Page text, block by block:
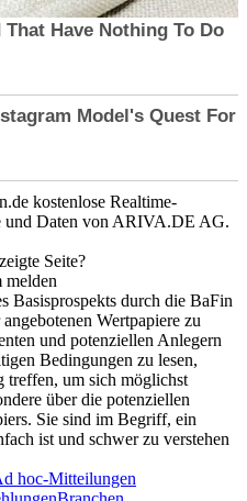
kostenlose Realtime-
Daten von ARIVA.DE AG.
Seite?
melden
Basisprospekts durch die BaFin
Wertpapiere zu
und potenziellen Anlegern
Bedingungen zu lesen,
treffen, um sich möglichst
über die potenziellen
Sie sind im Begriff, ein
ist und schwer zu verstehen
hoc-Mitteilungen